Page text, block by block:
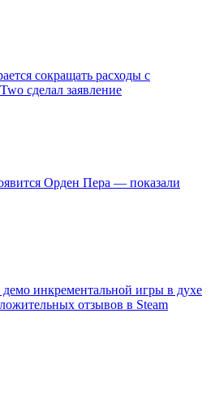
сокращать расходы с
сделал заявление
Орден Пера — показали
инкрементальной игры в духе
отзывов в Steam